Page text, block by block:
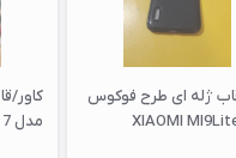
ژله ای طرح فوکوس
کاور/
مدل XIAOMI RM 7